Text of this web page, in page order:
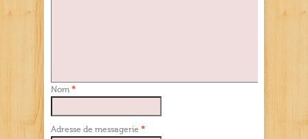
Nom *
Adresse de messagerie *